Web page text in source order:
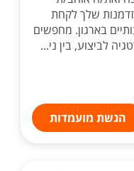
שלך לקחת
בארגון. מחפשים
לביצוע, בין ני...
הגשת מועמדות